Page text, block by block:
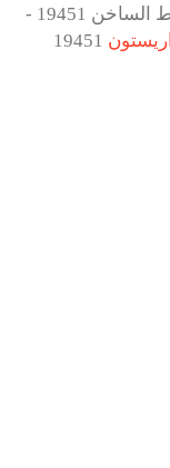
عملاء اريستون بالاسماعيلية من خلال الخط الساخن 19451 -
19451